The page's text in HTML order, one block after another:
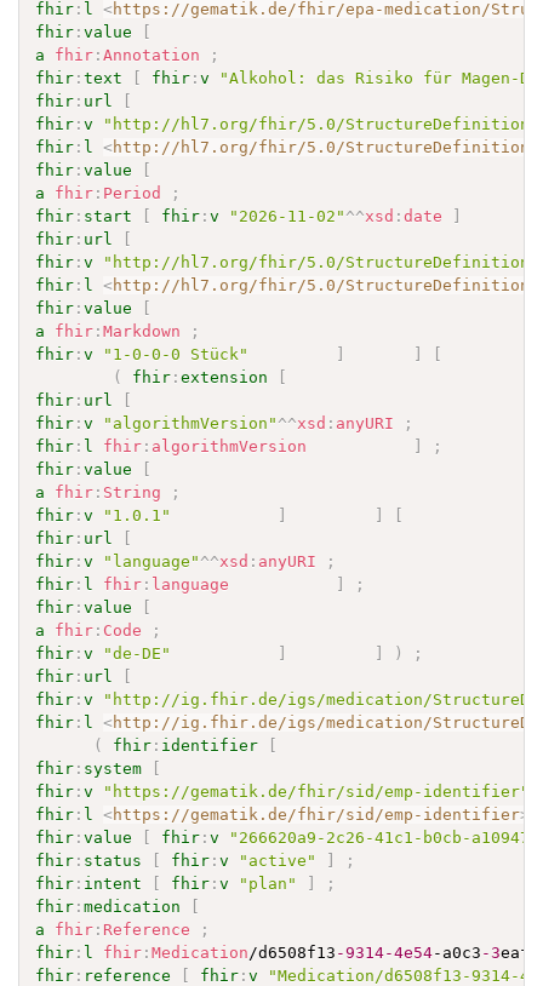
fhir : l <https://gematik.de/fhir/epa-medication/
fhir :value
a
fhir :Annotation
;
fhir :text fhir :v
"Alkohol: das Risiko für Magen-
fhir : url
fhir :v
"http://hl7.org/fhir/5.0/StructureDefinition/
fhir : l <http://hl7.org/fhir/5.0/StructureDefinition/
fhir :value
a
fhir : Period
;
fhir : start fhir :v "2026-11-02" ^^xsd :date
fhir : url
fhir :v
"http://hl7.org/fhir/5.0/StructureDefinition/
fhir : l <http://hl7.org/fhir/5.0/StructureDefinition/
fhir :value
a
fhir :Markdown
;
fhir :v "1-0-0-0 Stück"
(
fhir :extension
fhir : url
fhir :v "algorithmVersion" ^^xsd : anyURI
;
fhir : l fhir : algorithmVersion
;
fhir :value
a
fhir : String
;
fhir :v "1.0.1"
fhir : url
fhir :v "language" ^^xsd : anyURI
;
fhir : l fhir : language
;
fhir :value
a
fhir : Code
;
fhir :v "de-DE" )
;
fhir : url
fhir :v
"http://ig.fhir.de/igs/medication/
fhir : l <http://ig.fhir.de/igs/medication/
(
fhir : identifier
fhir : system
fhir :v "https://gematik.de/fhir/sid/emp-identifier"
fhir : l <https://gematik.de/fhir/sid/emp-identifier>
fhir :value fhir :v
"266620a9-2c26-41c1-b0cb-
fhir : status fhir :v "active"
;
fhir : intent fhir :v "plan"
;
fhir :medication
a
fhir : Reference
;
fhir : l fhir :Medication /d6508f13 -9314-4e54-a0c3 -3
fhir : reference fhir :v
"Medication/d6508f13-9314-